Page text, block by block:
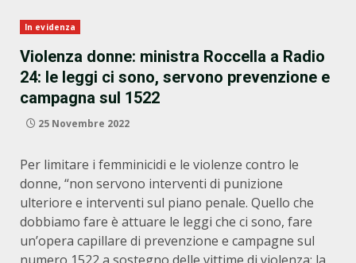
In evidenza
Violenza donne: ministra Roccella a Radio
24: le leggi ci sono, servono prevenzione e
campagna sul 1522
25 Novembre 2022
Per limitare i femminicidi e le violenze contro le
donne, “non servono interventi di punizione
ulteriore e interventi sul piano penale. Quello che
dobbiamo fare è attuare le leggi che ci sono, fare
un’opera capillare di prevenzione e campagne sul